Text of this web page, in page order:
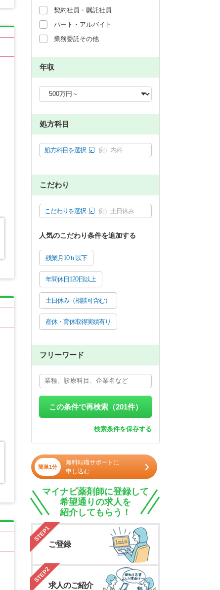
契約社員・嘱託社員
パート・アルバイト
業務委託その他
年収
処方科目
処方科目を選択 例）内科
こだわり
こだわりを選択 例）土日休み
人気のこだわり条件を追加する
残業月10ｈ以下
年間休日120日以上
土日休み（相談可含む）
産休・育休取得実績有り
フリーワード
この条件で再検索（201件）
検索条件を保存する
簡単1分
無料転職サポートに
申し込む
マイナビ薬剤師に登録して
希望通りの求人を
紹介してもらう！
STEP1
ご登録
STEP2
求人のご紹介